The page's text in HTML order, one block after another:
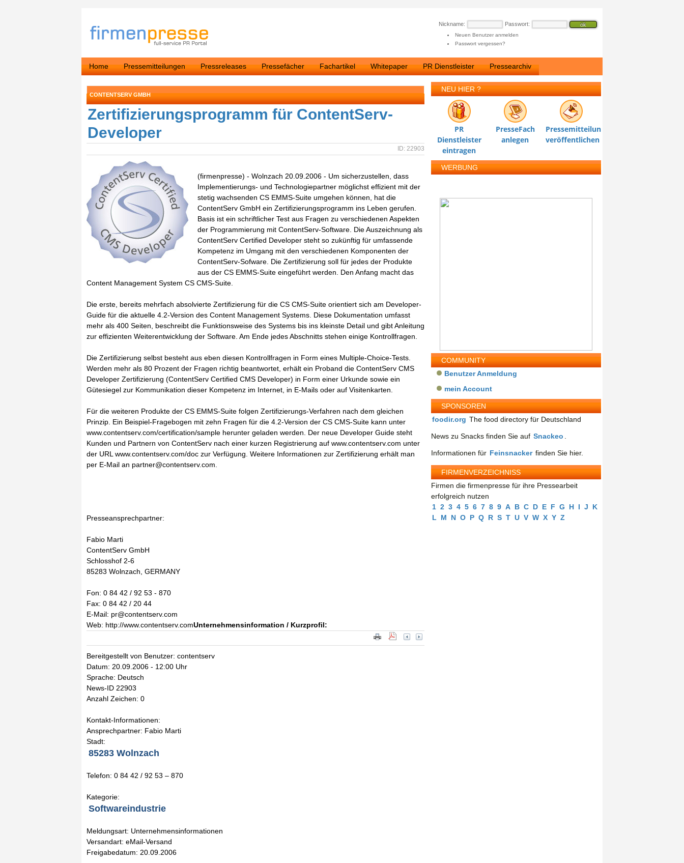
Nickname: Passwort:
Neuen Benutzer anmelden
Passwort vergessen?
Home Pressemitteilungen Pressreleases Pressefächer Fachartikel Whitepaper PR Dienstleister Pressearchiv
CONTENTSERV GMBH
Zertifizierungsprogramm für ContentServ-
Developer
ID: 22903
(firmenpresse) - Wolnzach 20.09.2006 - Um sicherzustellen, dass
Implementierungs- und Technologiepartner möglichst effizient mit der
stetig wachsenden CS EMMS-Suite umgehen können, hat die
ContentServ GmbH ein Zertifizierungsprogramm ins Leben gerufen.
Basis ist ein schriftlicher Test aus Fragen zu verschiedenen Aspekten
der Programmierung mit ContentServ-Software. Die Auszeichnung als
ContentServ Certified Developer steht so zukünftig für umfassende
Kompetenz im Umgang mit den verschiedenen Komponenten der
ContentServ-Sofware. Die Zertifizierung soll für jedes der Produkte
aus der CS EMMS-Suite eingeführt werden. Den Anfang macht das
Content Management System CS CMS-Suite.
Die erste, bereits mehrfach absolvierte Zertifizierung für die CS CMS-Suite orientiert sich am Developer-
Guide für die aktuelle 4.2-Version des Content Management Systems. Diese Dokumentation umfasst
mehr als 400 Seiten, beschreibt die Funktionsweise des Systems bis ins kleinste Detail und gibt Anleitung
zur effizienten Weiterentwicklung der Software. Am Ende jedes Abschnitts stehen einige Kontrollfragen.
Die Zertifizierung selbst besteht aus eben diesen Kontrollfragen in Form eines Multiple-Choice-Tests.
Werden mehr als 80 Prozent der Fragen richtig beantwortet, erhält ein Proband die ContentServ CMS
Developer Zertifizierung (ContentServ Certified CMS Developer) in Form einer Urkunde sowie ein
Gütesiegel zur Kommunikation dieser Kompetenz im Internet, in E-Mails oder auf Visitenkarten.
Für die weiteren Produkte der CS EMMS-Suite folgen Zertifizierungs-Verfahren nach dem gleichen
Prinzip. Ein Beispiel-Fragebogen mit zehn Fragen für die 4.2-Version der CS CMS-Suite kann unter
www.contentserv.com/certification/sample herunter geladen werden. Der neue Developer Guide steht
Kunden und Partnern von ContentServ nach einer kurzen Registrierung auf www.contentserv.com unter
der URL www.contentserv.com/doc zur Verfügung. Weitere Informationen zur Zertifizierung erhält man
per E-Mail an partner@contentserv.com.
Presseansprechpartner:
Fabio Marti
ContentServ GmbH
Schlosshof 2-6
85283 Wolnzach, GERMANY
Fon: 0 84 42 / 92 53 - 870
Fax: 0 84 42 / 20 44
E-Mail: pr@contentserv.com
Web: http://www.contentserv.comUnternehmensinformation / Kurzprofil:
Bereitgestellt von Benutzer: contentserv
Datum: 20.09.2006 - 12:00 Uhr
Sprache: Deutsch
News-ID 22903
Anzahl Zeichen: 0
Kontakt-Informationen:
Ansprechpartner: Fabio Marti
Stadt:
85283 Wolnzach
Telefon: 0 84 42 / 92 53 – 870
Kategorie:
Softwareindustrie
Meldungsart: Unternehmensinformationen
Versandart: eMail-Versand
Freigabedatum: 20.09.2006
NEU HIER ?
PR
Dienstleister
eintragen
PresseFach
anlegen
Pressemitteilung
veröffentlichen
WERBUNG
COMMUNITY
Benutzer Anmeldung
mein Account
SPONSOREN
foodir.org The food directory für Deutschland
News zu Snacks finden Sie auf Snackeo
Informationen für Feinsnacker finden Sie hier.
FIRMENVERZEICHNISS
Firmen die firmenpresse für ihre Pressearbeit
erfolgreich nutzen
1 2 3 4 5 6 7 8 9 A B C D E F G H I J
K
L
M N O P Q R S T U V W X Y Z